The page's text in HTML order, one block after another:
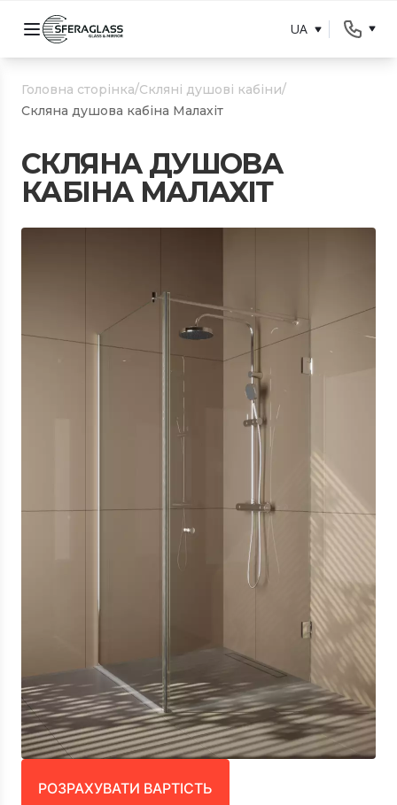
UA
Головна сторінка/Скляні душові кабіни/
Скляна душова кабіна Малахіт
СКЛЯНА ДУШОВА
КАБІНА МАЛАХІТ
РОЗРАХУВАТИ ВАРТІСТЬ